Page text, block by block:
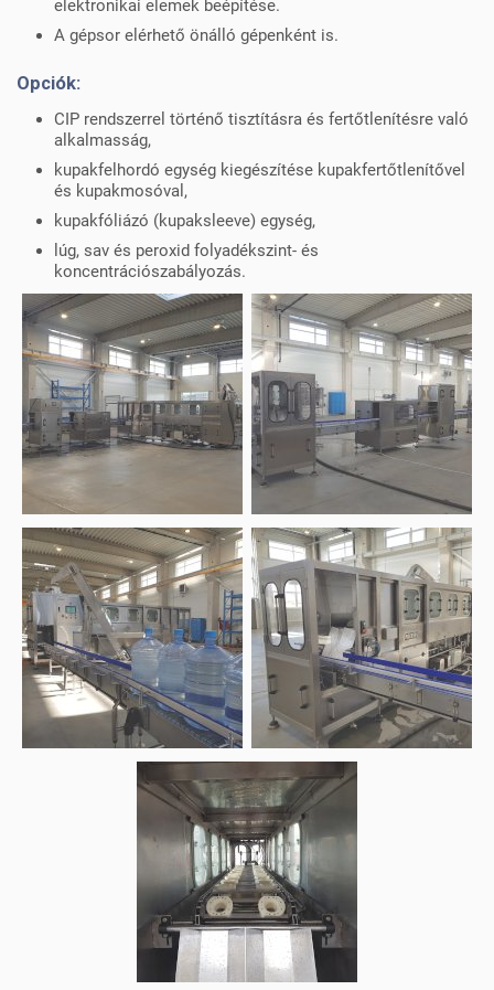
elektronikai elemek beépítése.
A gépsor elérhető önálló gépenként is.
Opciók:
CIP rendszerrel történő tisztításra és fertőtlenítésre való
alkalmasság,
kupakfelhordó egység kiegészítése kupakfertőtlenítővel
és kupakmosóval,
kupakfóliázó (kupaksleeve) egység,
lúg, sav és peroxid folyadékszint- és
koncentrációszabályozás.